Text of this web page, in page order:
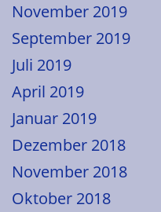
November 2019
September 2019
Juli 2019
April 2019
Januar 2019
Dezember 2018
November 2018
Oktober 2018